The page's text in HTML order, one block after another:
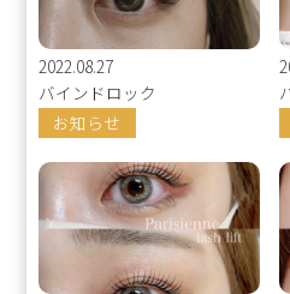
2022.08.27
バインドロック
お知らせ